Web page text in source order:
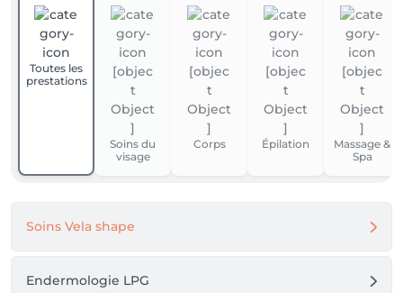
Toutes les
prestations
Soins du
visage
Corps Épilation
Massage &
Spa
Soins Vela shape
Endermologie LPG